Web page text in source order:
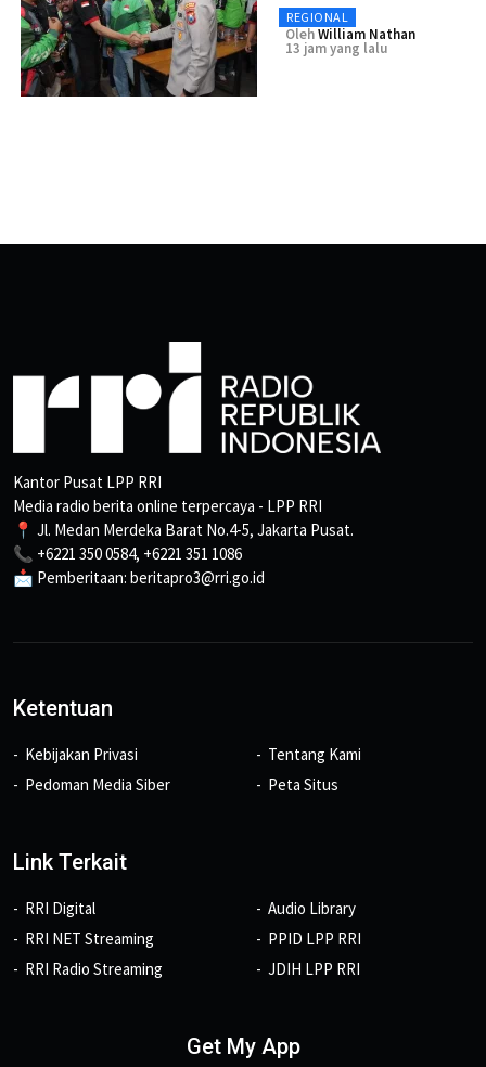
REGIONAL
OlehWilliam Nathan
13 jam yang lalu
Kantor Pusat LPP RRI
Media radio berita online terpercaya - LPP RRI
📍 Jl. Medan Merdeka Barat No.4-5, Jakarta Pusat.
📞 +6221 350 0584, +6221 351 1086
📩 Pemberitaan: beritapro3@rri.go.id
Ketentuan
Kebijakan Privasi
Pedoman Media Siber
Tentang Kami
Peta Situs
Link Terkait
RRI Digital
RRI NET Streaming
RRI Radio Streaming
Audio Library
PPID LPP RRI
JDIH LPP RRI
Get My App